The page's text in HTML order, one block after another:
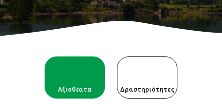
Αξιοθέατα Δραστηριότητες